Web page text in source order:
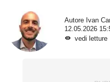
Autore Ivan
12.05.2026
vedi letture